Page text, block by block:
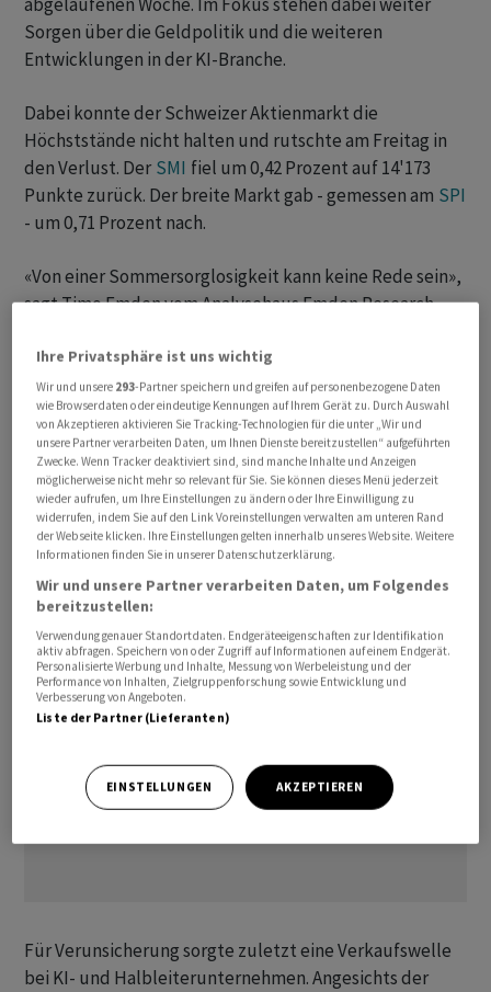
abgelaufenen Woche. Im Fokus stehen dabei weiter
Sorgen über die Geldpolitik und die weiteren
Entwicklungen in der KI-Branche.
Dabei konnte der Schweizer Aktienmarkt die
Höchststände nicht halten und rutschte am Freitag in
den Verlust. Der SMI fiel um 0,42 Prozent auf 14'173
Punkte zurück. Der breite Markt gab - gemessen am SPI
- um 0,71 Prozent nach.
«Von einer Sommersorglosigkeit kann keine Rede sein»,
‌sagt Timo Emden ⁠vom Analysehaus Emden Research.
einem von Unsicherheit geprägten Umfeld bleiben.»
Dennoch: Die zurückliegende Woche schloss der
Schweizer Aktienmarkt insgesamt positiv ab. DerSMI
stieg um 2,7 Prozent, derSPIum 2,3 Prozent. In den
USA war das Bild gemischt: Während derDow Jones
kleines Plus von 0,5 Prozent verteidigen konnte,
schlossenS&P 500sowieNasdaq 100mit 2,1 respektive
4,7 Prozent deutlich im Minus.
Für Verunsicherung sorgte zuletzt eine Verkaufswelle
‌bei KI- und Halbleiterunternehmen. Angesichts der
Ihre Privatsphäre ist uns wichtig
Wir und unsere 293-Partner speichern und greifen auf personenbezogene Daten
wie Browserdaten oder eindeutige Kennungen auf Ihrem Gerät zu. Durch Auswahl
von Akzeptieren aktivieren Sie Tracking-Technologien für die unter „Wir und
unsere Partner verarbeiten Daten, um Ihnen Dienste bereitzustellen“ aufgeführten
Zwecke. Wenn Tracker deaktiviert sind, sind manche Inhalte und Anzeigen
möglicherweise nicht mehr so relevant für Sie. Sie können dieses Menü jederzeit
wieder aufrufen, um Ihre Einstellungen zu ändern oder Ihre Einwilligung zu
widerrufen, indem Sie auf den Link Voreinstellungen verwalten am unteren Rand
der Webseite klicken. Ihre Einstellungen gelten innerhalb unseres Website. Weitere
Informationen finden Sie in unserer Datenschutzerklärung.
Wir und unsere Partner verarbeiten Daten, um Folgendes
bereitzustellen:
Verwendung genauer Standortdaten. Endgeräteeigenschaften zur Identifikation
aktiv abfragen. Speichern von oder Zugriff auf Informationen auf einem Endgerät.
Personalisierte Werbung und Inhalte, Messung von Werbeleistung und der
Performance von Inhalten, Zielgruppenforschung sowie Entwicklung und
Verbesserung von Angeboten.
Liste der Partner (Lieferanten)
EINSTELLUNGEN AKZEPTIEREN